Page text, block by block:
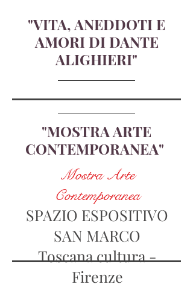
"VITA, ANEDDOTI E
AMORI DI DANTE
ALIGHIERI"
Mostra Arte
Contemporanea
SPAZIO ESPOSITIVO
SAN MARCO
Toscana cultura -
Firenze
"MOSTRA ARTE
CONTEMPORANEA"